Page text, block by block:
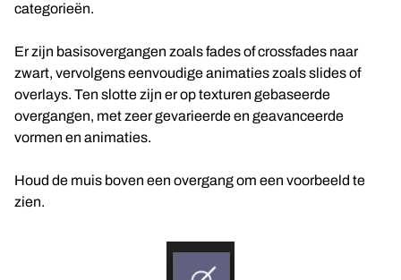
categorieën.
Er zijn basisovergangen zoals fades of crossfades naar
zwart, vervolgens eenvoudige animaties zoals slides of
overlays. Ten slotte zijn er op texturen gebaseerde
overgangen, met zeer gevarieerde en geavanceerde
vormen en animaties.
Houd de muis boven een overgang om een voorbeeld te
zien.